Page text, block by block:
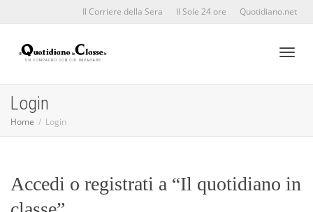
Il Corriere della Sera Il Sole 24 ore Quotidiano.net
Login
Home Login
Accedi o registrati a “Il quotidiano in